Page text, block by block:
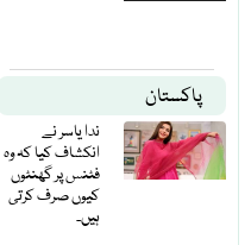
پاکستان
ندا یاسر نے
انکشاف کیا کہ وہ
فٹنس پر گھنٹوں
کیوں صرف کرتی
ہیں۔